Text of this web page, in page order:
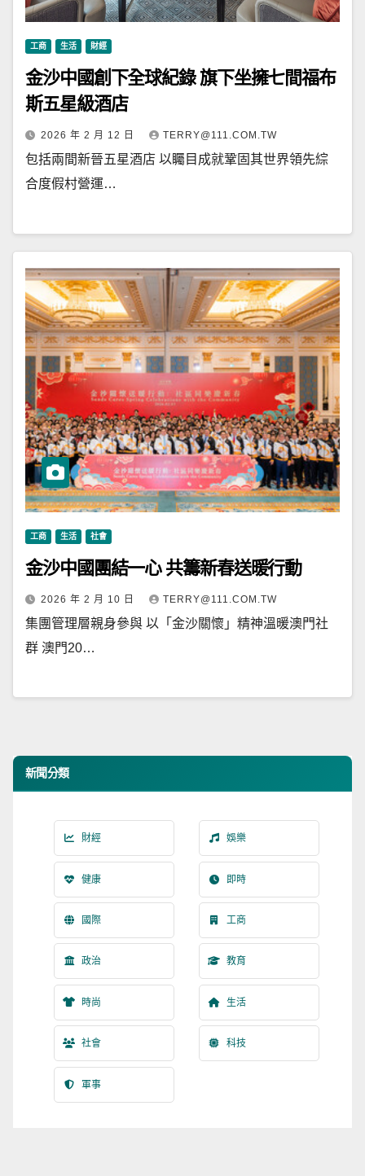
工商 生活 財經
金沙中國創下全球紀錄 旗下坐擁七間福布
斯五星級酒店
2026 年 2 月 12 日 TERRY@111.COM.TW
包括兩間新晉五星酒店 以矚目成就鞏固其世界領先綜
合度假村營運…
工商 生活 社會
金沙中國團結一心 共籌新春送暖行動
2026 年 2 月 10 日 TERRY@111.COM.TW
集團管理層親身參與 以「金沙關懷」精神溫暖澳門社
群 澳門20…
新聞分類
財經 娛樂
健康 即時
國際 工商
政治 教育
時尚 生活
社會 科技
軍事